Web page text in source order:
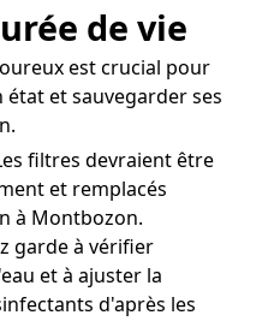
de vie
est crucial pour
et sauvegarder ses
filtres devraient être
et remplacés
à Montbozon.
garde à vérifier
et à ajuster la
d'après les